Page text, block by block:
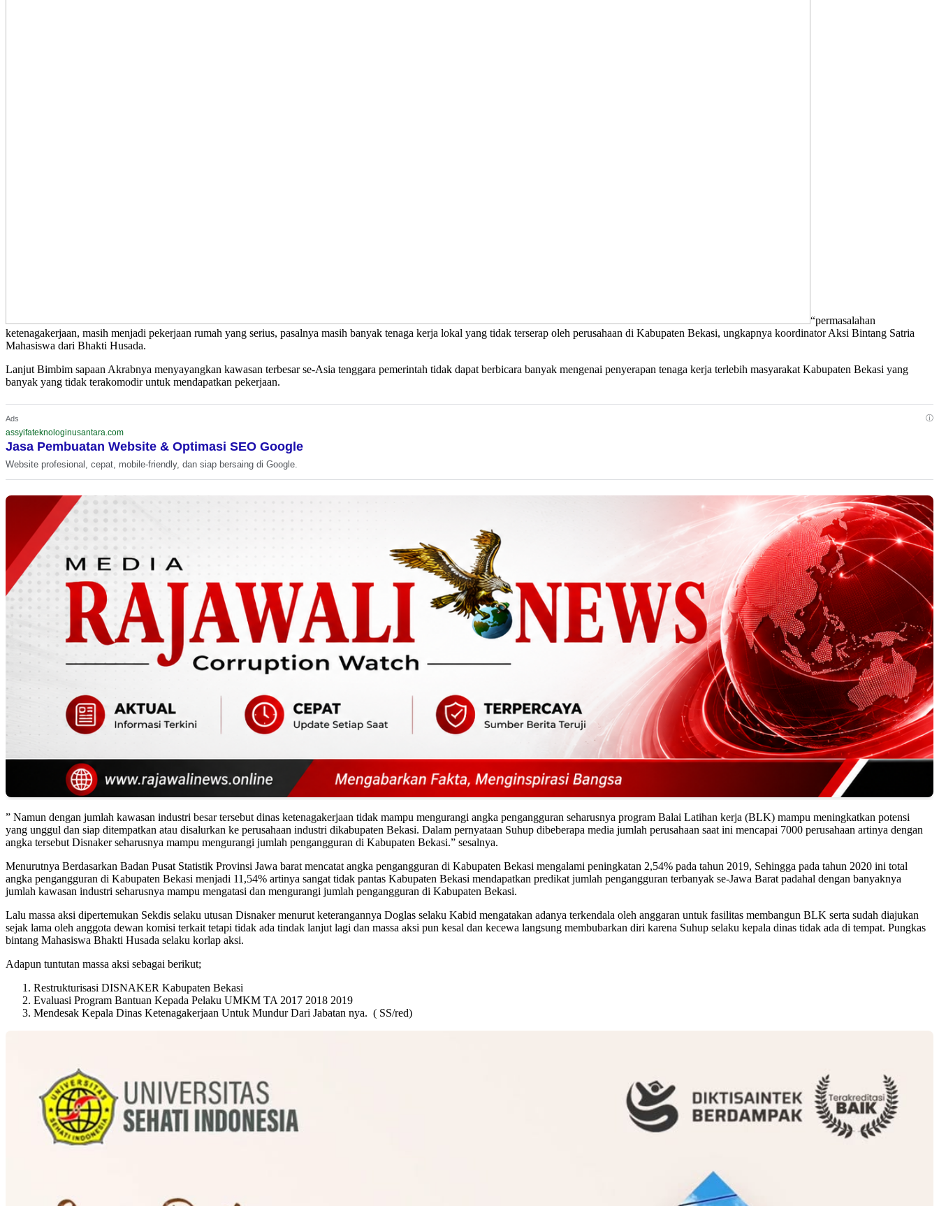
“permasalahan
ketenagakerjaan, masih menjadi pekerjaan rumah yang serius, pasalnya masih banyak tenaga kerja lokal yang tidak terserap oleh perusahaan di Kabupaten Bekasi, ungkapnya koordinator Aksi Bintang Satria
Mahasiswa dari Bhakti Husada.
Lanjut Bimbim sapaan Akrabnya menyayangkan kawasan terbesar se-Asia tenggara pemerintah tidak dapat berbicara banyak mengenai penyerapan tenaga kerja terlebih masyarakat Kabupaten Bekasi yang
banyak yang tidak terakomodir untuk mendapatkan pekerjaan.
Ads ⓘ
assyifateknologinusantara.com
Jasa Pembuatan Website & Optimasi SEO Google
Website profesional, cepat, mobile-friendly, dan siap bersaing di Google.
” Namun dengan jumlah kawasan industri besar tersebut dinas ketenagakerjaan tidak mampu mengurangi angka pengangguran seharusnya program Balai Latihan kerja (BLK) mampu meningkatkan potensi
yang unggul dan siap ditempatkan atau disalurkan ke perusahaan industri dikabupaten Bekasi. Dalam pernyataan Suhup dibeberapa media jumlah perusahaan saat ini mencapai 7000 perusahaan artinya dengan
angka tersebut Disnaker seharusnya mampu mengurangi jumlah pengangguran di Kabupaten Bekasi.” sesalnya.
Menurutnya Berdasarkan Badan Pusat Statistik Provinsi Jawa barat mencatat angka pengangguran di Kabupaten Bekasi mengalami peningkatan 2,54% pada tahun 2019, Sehingga pada tahun 2020 ini total
angka pengangguran di Kabupaten Bekasi menjadi 11,54% artinya sangat tidak pantas Kabupaten Bekasi mendapatkan predikat jumlah pengangguran terbanyak se-Jawa Barat padahal dengan banyaknya
jumlah kawasan industri seharusnya mampu mengatasi dan mengurangi jumlah pengangguran di Kabupaten Bekasi.
Lalu massa aksi dipertemukan Sekdis selaku utusan Disnaker menurut keterangannya Doglas selaku Kabid mengatakan adanya terkendala oleh anggaran untuk fasilitas membangun BLK serta sudah diajukan
sejak lama oleh anggota dewan komisi terkait tetapi tidak ada tindak lanjut lagi dan massa aksi pun kesal dan kecewa langsung membubarkan diri karena Suhup selaku kepala dinas tidak ada di tempat. Pungkas
bintang Mahasiswa Bhakti Husada selaku korlap aksi.
Adapun tuntutan massa aksi sebagai berikut;
Restrukturisasi DISNAKER Kabupaten Bekasi
Evaluasi Program Bantuan Kepada Pelaku UMKM TA 2017 2018 2019
Mendesak Kepala Dinas Ketenagakerjaan Untuk Mundur Dari Jabatan nya. ( SS/red)